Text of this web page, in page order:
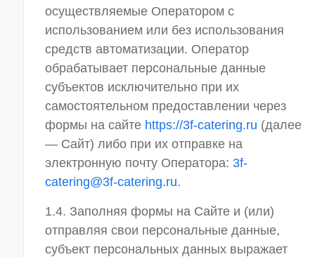
осуществляемые Оператором с
использованием или без использования
средств автоматизации. Оператор
обрабатывает персональные данные
субъектов исключительно при их
самостоятельном предоставлении через
формы на сайте https://3f-catering.ru (далее
— Сайт) либо при их отправке на
электронную почту Оператора: 3f-
catering@3f-catering.ru.
1.4. Заполняя формы на Сайте и (или)
отправляя свои персональные данные,
субъект персональных данных выражает